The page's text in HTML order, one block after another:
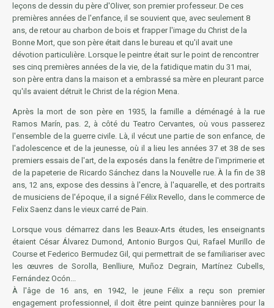
leçons de dessin du père d'Oliver, son premier professeur. De ces
premières années de l'enfance, il se souvient que, avec seulement 8
ans, de retour au charbon de bois et frapper l'image du Christ de la
Bonne Mort, que son père était dans le bureau et qu'il avait une
dévotion particulière. Lorsque le peintre était sur le point de rencontrer
ses cinq premières années de la vie, de la fatidique matin du 31 mai,
son père entra dans la maison et a embrassé sa mère en pleurant parce
qu'ils avaient détruit le Christ de la région Mena.
Après la mort de son père en 1935, la famille a déménagé à la rue
Ramos Marín, pas. 2, à côté du Teatro Cervantes, où vous passerez
l'ensemble de la guerre civile. Là, il vécut une partie de son enfance, de
l'adolescence et de la jeunesse, où il a lieu les années 37 et 38 de ses
premiers essais de l'art, de la exposés dans la fenêtre de l'imprimerie et
de la papeterie de Ricardo Sánchez dans la Nouvelle rue. À la fin de 38
ans, 12 ans, expose des dessins à l'encre, à l'aquarelle, et des portraits
de musiciens de l'époque, il a signé Félix Revello, dans le commerce de
Felix Saenz dans le vieux carré de Pain.
Lorsque vous démarrez dans les Beaux-Arts études, les enseignants
étaient César Álvarez Dumond, Antonio Burgos Qui, Rafael Murillo de
Course et Federico Bermudez Gil, qui permettrait de se familiariser avec
les œuvres de Sorolla, Benlliure, Muñoz Degrain, Martínez Cubells,
Fernández Ocón...
À l'âge de 16 ans, en 1942, le jeune Félix a reçu son premier
engagement professionnel, il doit être peint quinze bannières pour la